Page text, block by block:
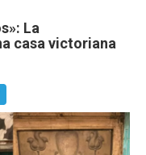
La
casa victoriana